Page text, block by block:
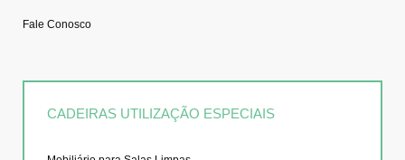
Fale Conosco
CADEIRAS UTILIZAÇÃO ESPECIAIS